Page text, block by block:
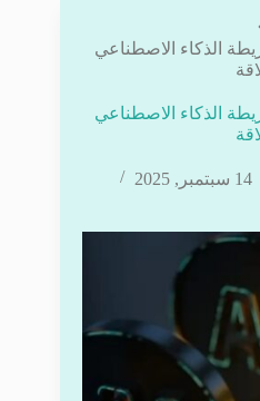
الذكاء الاصطناعي
الذكاء الاصطناعي
14 سبتمبر, 2025